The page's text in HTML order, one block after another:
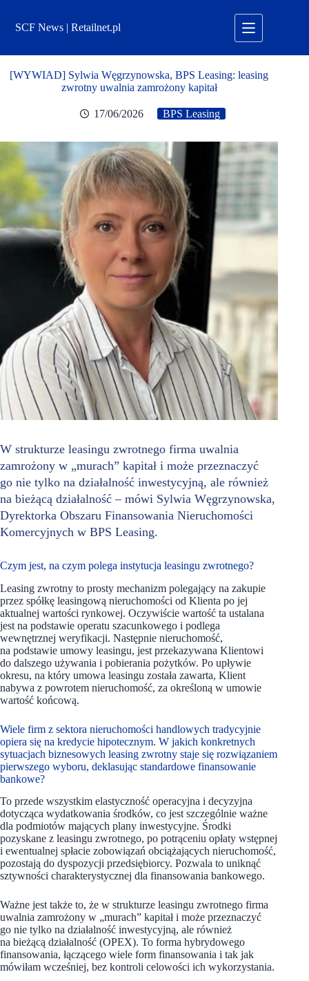
treściSCF News | Retailnet.pl
[WYWIAD] Sylwia Węgrzynowska, BPS Leasing: leasing
zwrotny uwalnia zamrożony kapitał
17/06/2026 BPS Leasing
W strukturze leasingu zwrotnego firma uwalnia
zamrożony w „murach” kapitał i może przeznaczyć
go nie tylko na działalność inwestycyjną, ale również
na bieżącą działalność – mówi Sylwia Węgrzynowska,
Dyrektorka Obszaru Finansowania Nieruchomości
Komercyjnych w BPS Leasing.
Czym jest, na czym polega instytucja leasingu zwrotnego?
Leasing zwrotny to prosty mechanizm polegający na zakupie
przez spółkę leasingową nieruchomości od Klienta po jej
aktualnej wartości rynkowej. Oczywiście wartość ta ustalana
jest na podstawie operatu szacunkowego i podlega
wewnętrznej weryfikacji. Następnie nieruchomość,
na podstawie umowy leasingu, jest przekazywana Klientowi
do dalszego używania i pobierania pożytków. Po upływie
okresu, na który umowa leasingu została zawarta, Klient
nabywa z powrotem nieruchomość, za określoną w umowie
wartość końcową.
Wiele firm z sektora nieruchomości handlowych tradycyjnie
opiera się na kredycie hipotecznym. W jakich konkretnych
sytuacjach biznesowych leasing zwrotny staje się rozwiązaniem
pierwszego wyboru, deklasując standardowe finansowanie
bankowe?
To przede wszystkim elastyczność operacyjna i decyzyjna
dotycząca wydatkowania środków, co jest szczególnie ważne
dla podmiotów mających plany inwestycyjne. Środki
pozyskane z leasingu zwrotnego, po potrąceniu opłaty wstępnej
i ewentualnej spłacie zobowiązań obciążających nieruchomość,
pozostają do dyspozycji przedsiębiorcy. Pozwala to uniknąć
sztywności charakterystycznej dla finansowania bankowego.
Ważne jest także to, że w strukturze leasingu zwrotnego firma
uwalnia zamrożony w „murach” kapitał i może przeznaczyć
go nie tylko na działalność inwestycyjną, ale również
na bieżącą działalność (OPEX). To forma hybrydowego
finansowania, łączącego wiele form finansowania i tak jak
mówiłam wcześniej, bez kontroli celowości ich wykorzystania.